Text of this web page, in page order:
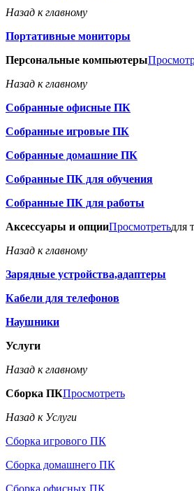
Назад к главному
Портативные мониторы
Персональные компьютеры
Назад к главному
Собранные офисные ПК
Собранные игровые ПК
Собранные домашние ПК
Собранные ПК для обучения
Собранные ПК для работы
Аксессуары и опцииПросмотретьдля
Назад к главному
Зарядные устройства,адаптеры
Кабели для телефонов
Наушники
Услуги
Назад к главному
Сборка ПКПросмотреть
Назад к Услуги
Сборка игрового ПК
Сборка домашнего ПК
Сборка офисных ПК